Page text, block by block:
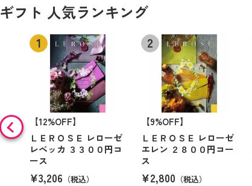
ギフト 人気ランキング
【12%OFF】
ＬＥＲＯＳＥ レローゼ
レベッカ ３３００円コ
ース
¥3,206 （税込）
【9%OFF】
ＬＥＲＯＳＥ レローゼ
エレン ２８００円コー
ス
¥2,800 （税込）